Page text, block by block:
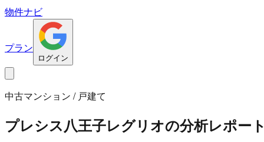
物件ナビ
プラン
ログイン
中古マンション / 戸建て
プレシス八王子レグリオの分析レポー